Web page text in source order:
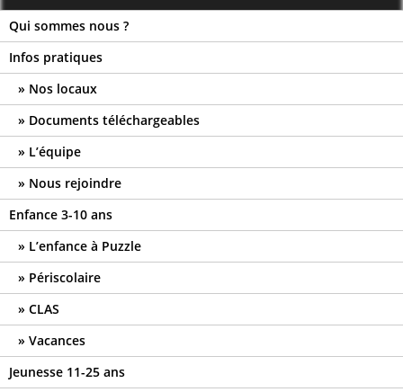
Qui sommes nous ?
Infos pratiques
Nos locaux
Documents téléchargeables
L’équipe
Nous rejoindre
Enfance 3-10 ans
L’enfance à Puzzle
Périscolaire
CLAS
Vacances
Jeunesse 11-25 ans